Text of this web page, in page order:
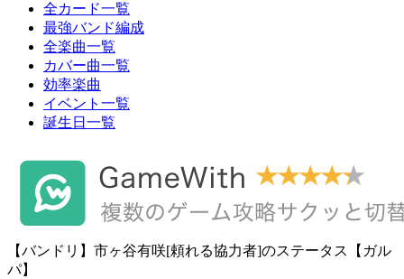
全カード一覧
最強バンド編成
全楽曲一覧
カバー曲一覧
効率楽曲
イベント一覧
誕生日一覧
【バンドリ】市ヶ谷有咲[頼れる協力者]のステータス【ガル
パ】